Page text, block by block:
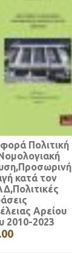
Πολιτική
κατά τον
Αρείου
2010-2023